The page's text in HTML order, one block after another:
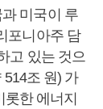
미국이 루
포니아주 담
고 있는 것으
조 원) 가
한 에너지